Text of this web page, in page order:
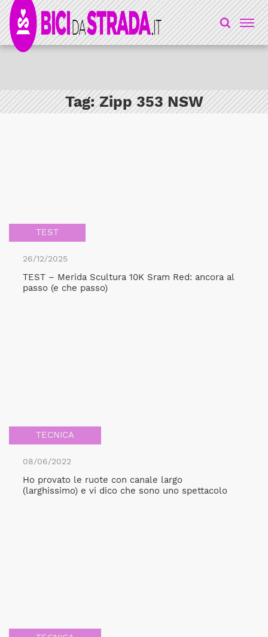
Tag:Zipp 353 NSW
TEST
26/12/2025
TEST – Merida Scultura 10K Sram Red: ancora al
passo (e che passo)
TECNICA
08/06/2022
Ho provato le ruote con canale largo
(larghissimo) e vi dico che sono uno spettacolo